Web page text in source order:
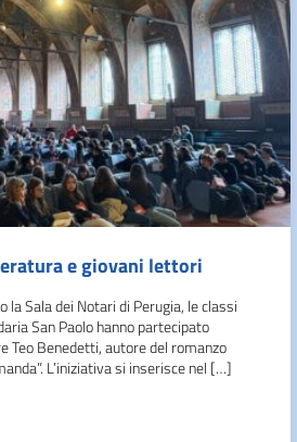
e giovani lettori
Sala dei Notari di Perugia, le classi
San Paolo hanno partecipato
Teo Benedetti, autore del romanzo
L’iniziativa si inserisce nel […]